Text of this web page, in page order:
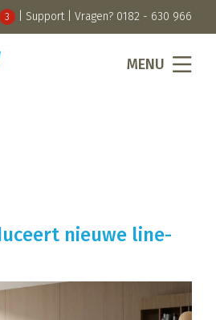
3 Support| Vragen? 0182 - 630 966
MENU
nieuwe line-